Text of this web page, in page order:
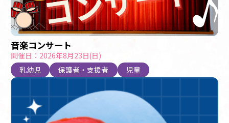
音楽コンサート
開催日：2026年8月23日(日)
乳幼児
保護者・支援者 児童